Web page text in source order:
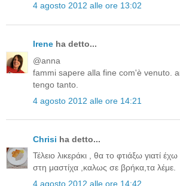
4 agosto 2012 alle ore 13:02
Irene ha detto...
@anna
fammi sapere alla fine com'è venuto.
tengo tanto.
4 agosto 2012 alle ore 14:21
Chrisi ha detto...
Τέλειο λικεράκι , θα το φτιάξω γιατί
στη μαστίχα ,καλως σε βρήκα,τα λέμε.
4 agosto 2012 alle ore 14:42